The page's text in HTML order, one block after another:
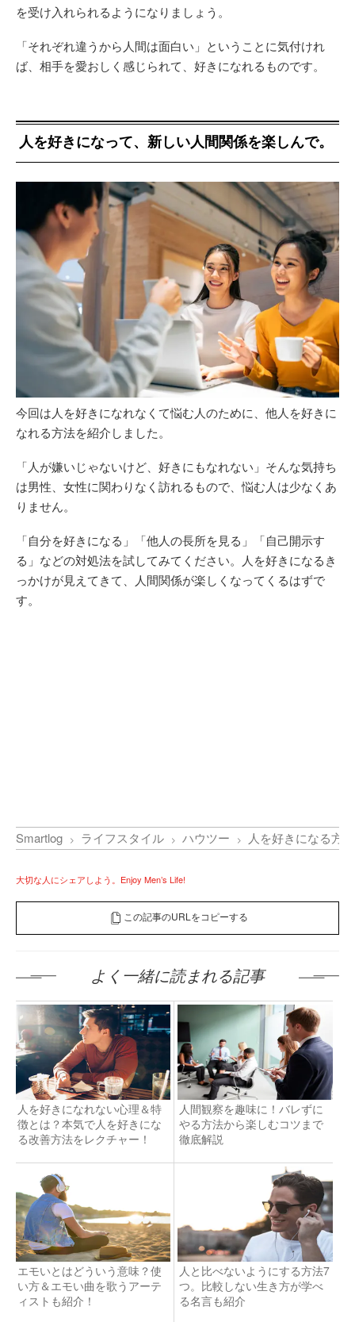
を受け入れられるようになりましょう。
「それぞれ違うから人間は面白い」ということに気付けれ
ば、相手を愛おしく感じられて、好きになれるものです。
人を好きになって、新しい人間関係を楽しんで。
今回は人を好きになれなくて悩む人のために、他人を好きに
なれる方法を紹介しました。
「人が嫌いじゃないけど、好きにもなれない」そんな気持ち
は男性、女性に関わりなく訪れるもので、悩む人は少なくあ
りません。
「自分を好きになる」「他人の長所を見る」「自己開示す
る」などの対処法を試してみてください。人を好きになるき
っかけが見えてきて、人間関係が楽しくなってくるはずで
す。
Smartlog ライフスタイル ハウツー 人を好きになる方
大切な人にシェアしよう。Enjoy Men’s Life!
この記事のURLをコピーする
よく一緒に読まれる記事
人を好きになれない心理＆特
徴とは？本気で人を好きにな
る改善方法をレクチャー！
人間観察を趣味に！バレずに
やる方法から楽しむコツまで
徹底解説
エモいとはどういう意味？使
い方＆エモい曲を歌うアーテ
ィストも紹介！
人と比べないようにする方法7
つ。比較しない生き方が学べ
る名言も紹介